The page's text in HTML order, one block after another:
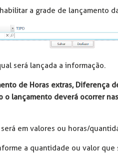
a grade de lançamento
será lançada a informação.
de Horas extras, Diferença
lançamento deverá ocorrer
em valores ou horas/
a quantidade ou valor que